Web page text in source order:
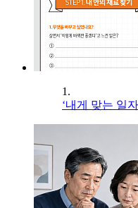
1.
‘내게 맞는 일